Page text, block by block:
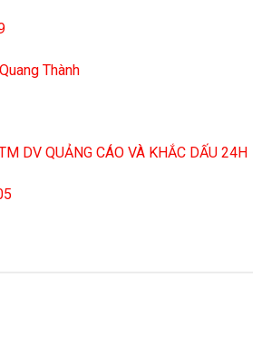
Thành
DV QUẢNG CÁO VÀ KHẮC DẤU 24H